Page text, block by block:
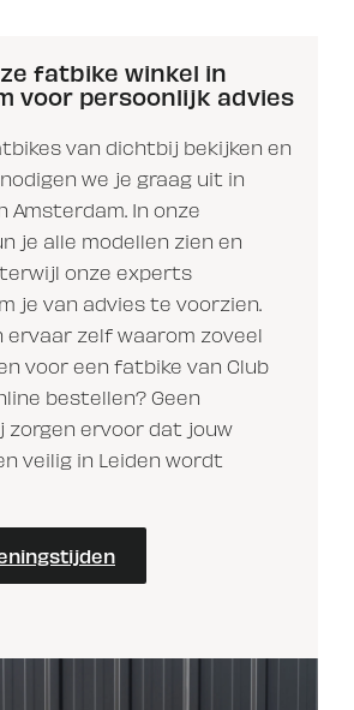
fatbike winkel in
voor persoonlijk advies
van dichtbij bekijken en
we je graag uit in
Amsterdam. In onze
je alle modellen zien en
onze experts
je van advies te voorzien.
ervaar zelf waarom zoveel
voor een fatbike van Club
bestellen? Geen
zorgen ervoor dat jouw
veilig in Leiden wordt